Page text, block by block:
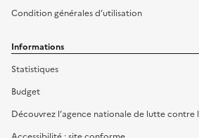
Condition générales d’utilisation
Informations
Statistiques
Budget
Découvrez l’agence nationale de lutte contre